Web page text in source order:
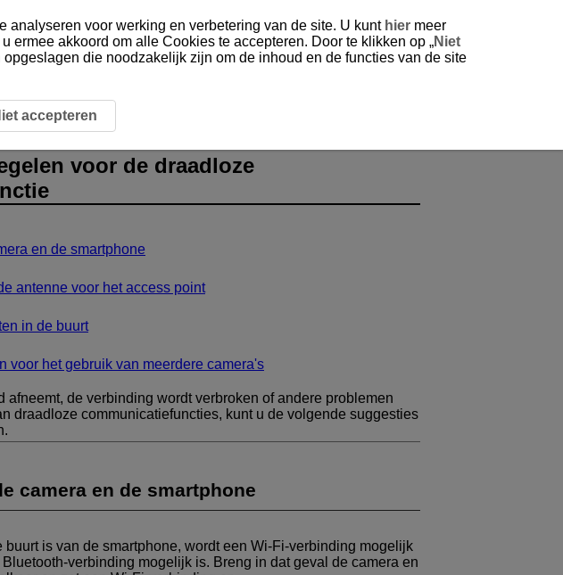
communicatiefunctie
voor de draadloze
en de smartphone
antenne voor het access point
in de buurt
voor het gebruik van meerdere camera's
afneemt, de verbinding wordt verbroken of andere problemen
draadloze communicatiefuncties, kunt u de volgende suggesties
camera en de smartphone
is van de smartphone, wordt een Wi-Fi-verbinding mogelijk
verbinding mogelijk is. Breng in dat geval de camera en
analyseren voor werking en verbetering van de site. U kunt hier meer
u ermee akkoord om alle Cookies te accepteren. Door te klikken op „Niet
die noodzakelijk zijn om de inhoud en de functies van de site
accepteren